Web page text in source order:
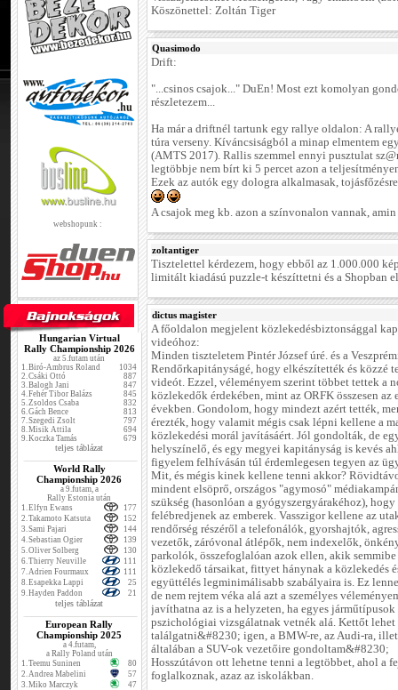
webshopunk :
Hungarian Virtual
Rally Championship 2026
az 5.futam után
1.Biró-Ambrus Roland
1034
2.Csáki Ottó
887
3.Balogh Jani
847
4.Fehér Tibor Balázs
845
5.Zsoldos Csaba
832
6.Gách Bence
813
7.Szegedi Zsolt
797
8.Misik Attila
694
9.Koczka Tamás 679
teljes táblázat
World Rally
Championship 2026
a 9.futam, a
Rally Estonia után
1.Elfyn Ewans
177
2.Takamoto Katsuta
152
3.Sami Pajari
144
4.Sebastian Ogier
139
5.Oliver Solberg
130
6.Thierry Neuville
111
7.Adrien Fourmaux
111
8.Esapekka Lappi
25
9.Hayden Paddon 21
teljes táblázat
European Rally
Championship 2025
a 4.futam,
a Rally Poland után
1.Teemu Suninen
80
2.Andrea Mabelini
57
3.Miko Marczyk
47
Köszönettel: Zoltán Tiger
Quasimodo
Drift:
"...csinos csajok..." DuEn! Most ezt komolyan
részletezem...
Ha már a driftnél tartunk egy rallye oldalon: A
túra verseny. Kíváncsiságból a minap elmentem
(AMTS 2017). Rallis szemmel ennyi pusztulat
legtöbbje nem bírt ki 5 percet azon a
Ezek az autók egy dologra alkalmasak,
A csajok meg kb. azon a színvonalon vannak,
zoltantiger
Tisztelettel kérdezem, hogy ebből az 1.000.000
limitált kiadású puzzle-t készíttetni és a Shopban
dictus magister
A főoldalon megjelent közlekedésbiztonsággal
videóhoz:
Minden tiszteletem Pintér József úré. és a
Rendőrkapitányságé, hogy elkészítették és közzé
videót. Ezzel, véleményem szerint többet tettek a
közlekedők érdekében, mint az ORFK összesen az
években. Gondolom, hogy mindezt azért tették,
érezték, hogy valamit mégis csak lépni kellene a
közlekedési morál javításáért. Jól gondolták, de
helyszínelő, és egy megyei kapitányság is kevés
figyelem felhívásán túl érdemlegesen tegyen az
Mit, és mégis kinek kellene tenni akkor?
mindent elsöprő, országos "agymosó"
szükség (hasonlóan a gyógyszergyárakéhoz), hogy
felébredjenek az emberek. Vasszigor kellene az
rendőrség részéről a telefonálók, gyorshajtók,
vezetők, záróvonal átlépők, nem indexelők,
parkolók, összefoglalóan azok ellen, akik
közlekedő társaikat, fittyet hánynak a közlekedés
együttélés legminimálisabb szabályaira is. Ez
de nem rejtem véka alá azt a személyes
javíthatna az is a helyzeten, ha egyes
pszichológiai vizsgálatnak vetnék alá. Kettőt lehet
találgatni&#8230; igen, a BMW-re, az Audi-ra,
általában a SUV-ok vezetőire gondoltam&#8230;
Hosszútávon ott lehetne tenni a legtöbbet, ahol a
foglalkoznak, azaz az iskolákban.